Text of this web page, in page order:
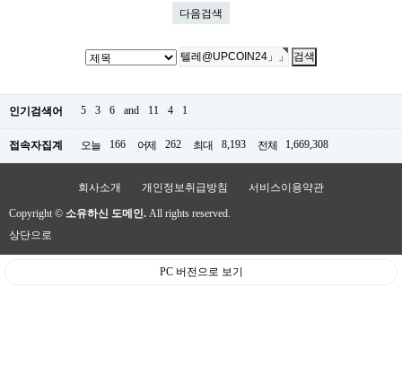
다음검색
인기검색어 5 3 6 and 11 4 1
접속자집계 오늘 166 어제 262 최대 8,193 전체 1,669,308
회사소개 개인정보취급방침 서비스이용약관
Copyright © 소유하신 도메인. All rights reserved.
상단으로
PC 버전으로 보기